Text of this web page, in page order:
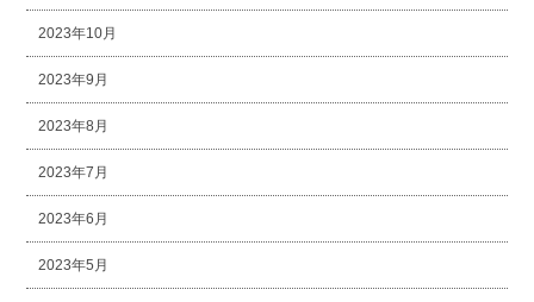
2023年10月
2023年9月
2023年8月
2023年7月
2023年6月
2023年5月